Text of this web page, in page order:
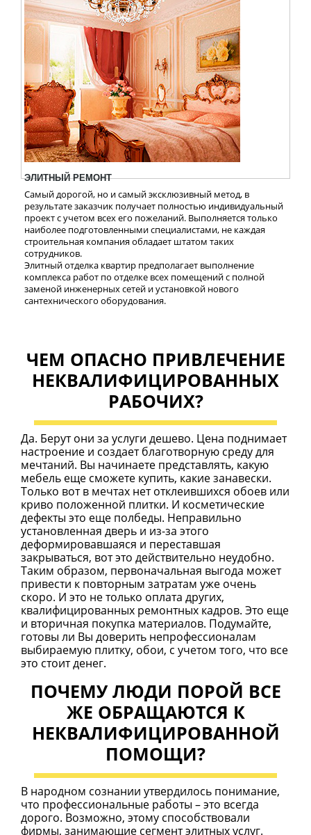
ЭЛИТНЫЙ РЕМОНТ
Самый дорогой, но и самый эксклюзивный метод, в
результате заказчик получает полностью индивидуальный
проект с учетом всех его пожеланий. Выполняется только
наиболее подготовленными специалистами, не каждая
строительная компания обладает штатом таких
сотрудников.
Элитный отделка квартир предполагает выполнение
комплекса работ по отделке всех помещений с полной
заменой инженерных сетей и установкой нового
сантехнического оборудования.
ЧЕМ ОПАСНО ПРИВЛЕЧЕНИЕ
НЕКВАЛИФИЦИРОВАННЫХ
РАБОЧИХ?
Да. Берут они за услуги дешево. Цена поднимает
настроение и создает благотворную среду для
мечтаний. Вы начинаете представлять, какую
мебель еще сможете купить, какие занавески.
Только вот в мечтах нет отклеившихся обоев или
криво положенной плитки. И косметические
дефекты это еще полбеды. Неправильно
установленная дверь и из-за этого
деформировавшаяся и переставшая
закрываться, вот это действительно неудобно.
Таким образом, первоначальная выгода может
привести к повторным затратам уже очень
скоро. И это не только оплата других,
квалифицированных ремонтных кадров. Это еще
и вторичная покупка материалов. Подумайте,
готовы ли Вы доверить непрофессионалам
выбираемую плитку, обои, с учетом того, что все
это стоит денег.
ПОЧЕМУ ЛЮДИ ПОРОЙ ВСЕ
ЖЕ ОБРАЩАЮТСЯ К
НЕКВАЛИФИЦИРОВАННОЙ
ПОМОЩИ?
В народном сознании утвердилось понимание,
что профессиональные работы – это всегда
дорого. Возможно, этому способствовали
фирмы, занимающие сегмент элитных услуг.